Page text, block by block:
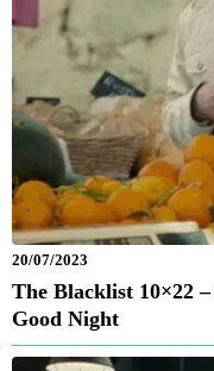
20/07/2023
The Blacklist 10×22
Good Night